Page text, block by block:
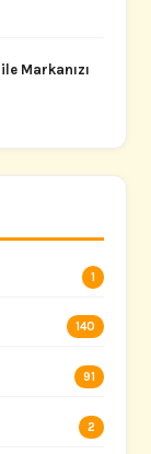
Markanızı
1
140
91
2